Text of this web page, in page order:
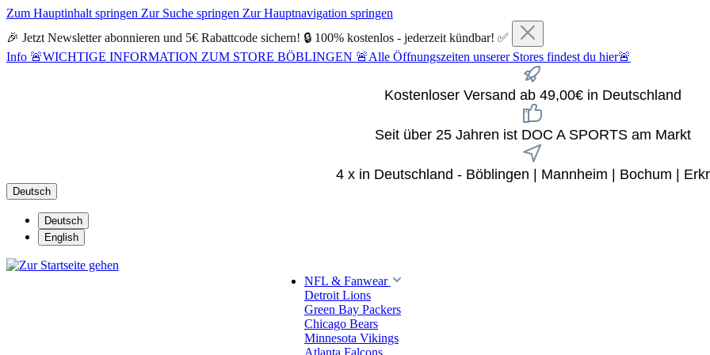
Zum Hauptinhalt springen Zur Suche springen Zur Hauptnavigation springen
🎉 Jetzt Newsletter abonnieren und 5€ Rabattcode sichern! 🔒 100% kostenlos - jederzeit kündbar! ✅
Info 🚨WICHTIGE INFORMATION ZUM STORE BÖBLINGEN 🚨Alle Öffnungszeiten unserer Stores findest du hier🚨
Kostenloser Versand ab 49,00€ in Deutschland
Seit über 25 Jahren ist DOC A SPORTS am Markt
4 x in Deutschland - Böblingen | Mannheim | Bochum |
Deutsch
Deutsch
English
NFL & Fanwear
Detroit Lions
Green Bay Packers
Chicago Bears
Minnesota Vikings
Atlanta Falcons